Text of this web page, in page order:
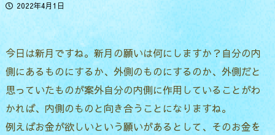
2022年4月1日
今日は新月ですね。新月の願いは何にしますか？自分の内
側にあるものにするか、外側のものにするのか、外側だと
思っていたものが案外自分の内側に作用していることがわ
かれば、内側のものと向き合うことになりますね。
例えばお金が欲しいという願いがあるとして、そのお金を